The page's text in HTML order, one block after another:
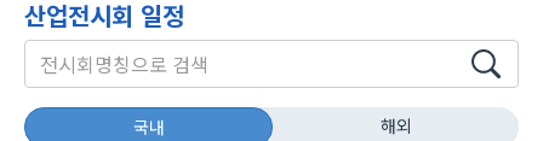
산업전시회 일정
국내 해외